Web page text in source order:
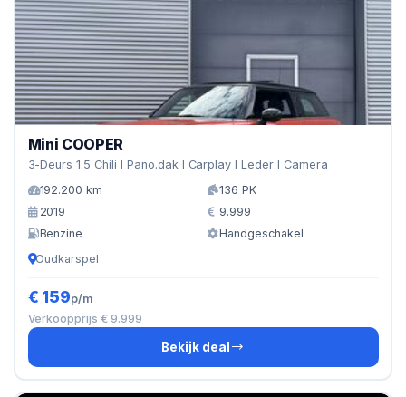
Mini COOPER
3-Deurs 1.5 Chili I Pano.dak I Carplay I Leder I Camera
192.200 km
136 PK
2019
9.999
Benzine
Handgeschakel
Oudkarspel
€ 159p/m
Verkoopprijs € 9.999
Bekijk deal